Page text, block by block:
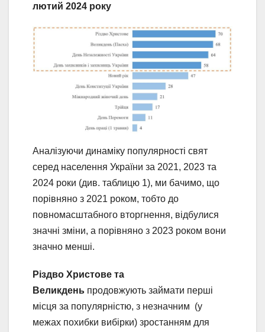
лютий 2024 року
Аналізуючи динаміку популярності свят
серед населення України за 2021, 2023 та
2024 роки (див. таблицю 1), ми бачимо, що
порівняно з 2021 роком, тобто до
повномасштабного вторгнення, відбулися
значні зміни, а порівняно з 2023 роком вони
значно менші.
Різдво Христове та
Великдень продовжують займати перші
місця за популярністю, з незначним (у
межах похибки вибірки) зростанням для